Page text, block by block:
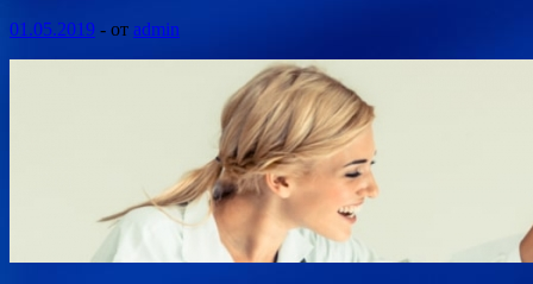
01.05.2019 - от admin